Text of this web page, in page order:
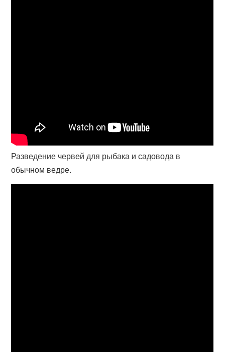
Разведение червей для рыбака и садовода в
обычном ведре.